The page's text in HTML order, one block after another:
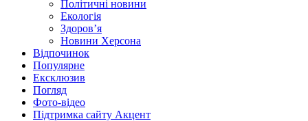
Політичні новини
Екологія
Здоров’я
Новини Херсона
Відпочинок
Популярне
Ексклюзив
Погляд
Фото-відео
Підтримка сайту Акцент